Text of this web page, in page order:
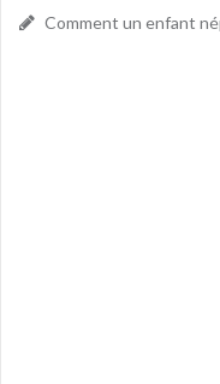
Comment un enfant